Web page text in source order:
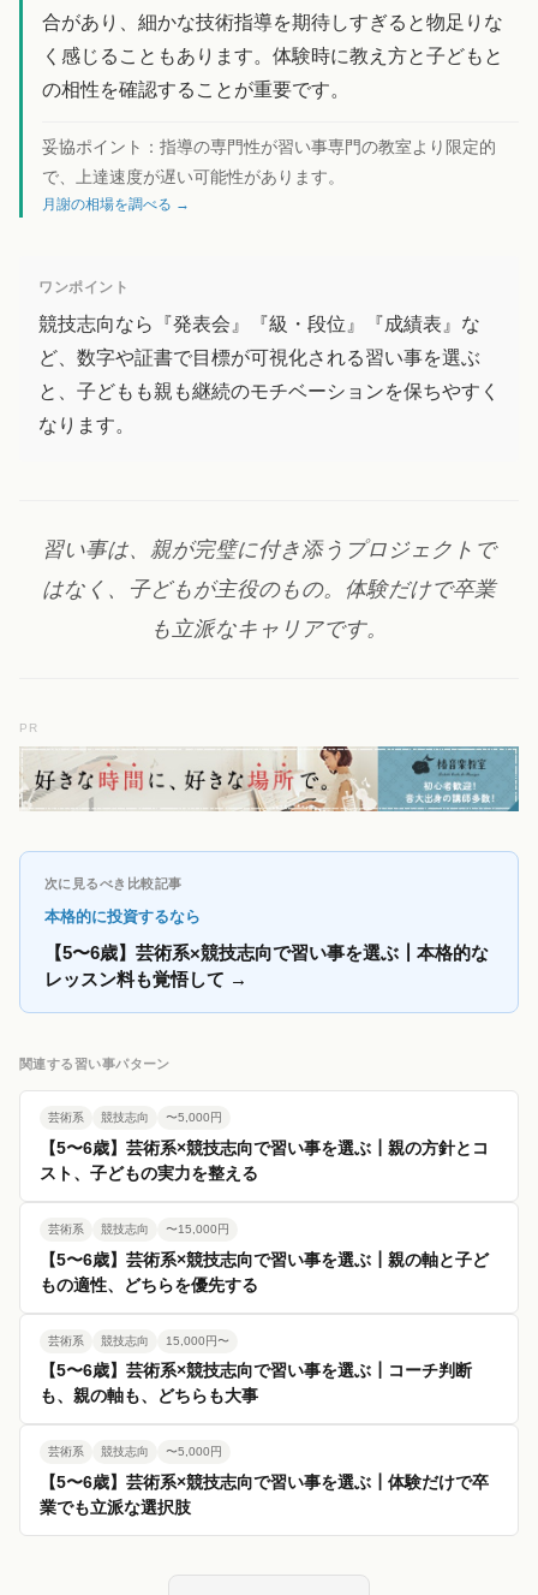
合があり、細かな技術指導を期待しすぎると物足りな
く感じることもあります。体験時に教え方と子どもと
の相性を確認することが重要です。
妥協ポイント： 指導の専門性が習い事専門の教室より限定的
で、上達速度が遅い可能性があります。
月謝の相場を調べる →
ワンポイント
競技志向なら『発表会』『級・段位』『成績表』な
ど、数字や証書で目標が可視化される習い事を選ぶ
と、子どもも親も継続のモチベーションを保ちやすく
なります。
習い事は、親が完璧に付き添うプロジェクトで
はなく、子どもが主役のもの。体験だけで卒業
も立派なキャリアです。
PR
次に見るべき比較記事
本格的に投資するなら
【5〜6歳】芸術系×競技志向で習い事を選ぶ┃本格的な
レッスン料も覚悟して →
関連する習い事パターン
芸術系 競技志向 〜5,000円
【5〜6歳】芸術系×競技志向で習い事を選ぶ┃親の方針とコ
スト、子どもの実力を整える
芸術系 競技志向 〜15,000円
【5〜6歳】芸術系×競技志向で習い事を選ぶ┃親の軸と子ど
もの適性、どちらを優先する
芸術系 競技志向 15,000円〜
【5〜6歳】芸術系×競技志向で習い事を選ぶ┃コーチ判断
も、親の軸も、どちらも大事
芸術系 競技志向 〜5,000円
【5〜6歳】芸術系×競技志向で習い事を選ぶ┃体験だけで卒
業でも立派な選択肢